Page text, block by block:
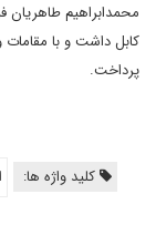
محمدابراهیم طاهریان
کابل داشت و با
پرداخت.
کلید واژه ها: